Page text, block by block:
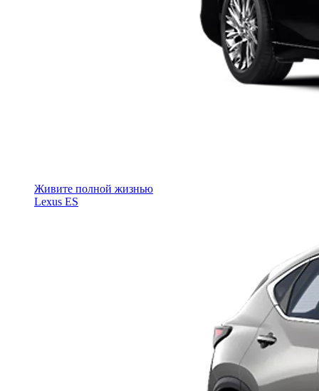
Живите полной жизнью
Lexus ES